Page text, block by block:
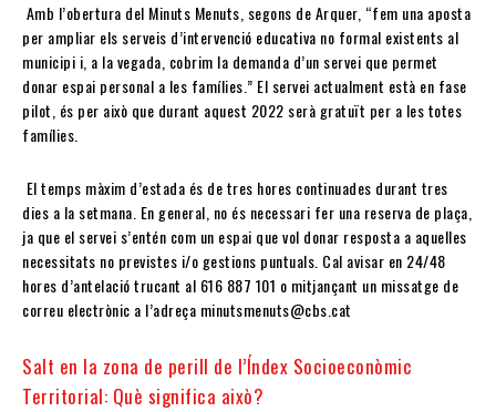
Amb l’obertura del Minuts Menuts, segons de Arquer, “fem una aposta
per ampliar els serveis d’intervenció educativa no formal existents al
municipi i, a la vegada, cobrim la demanda d’un servei que permet
donar espai personal a les famílies.” El servei actualment està en fase
pilot, és per això que durant aquest 2022 serà gratuït per a les totes
famílies.
El temps màxim d’estada és de tres hores continuades durant tres
dies a la setmana. En general, no és necessari fer una reserva de plaça,
ja que el servei s’entén com un espai que vol donar resposta a aquelles
necessitats no previstes i/o gestions puntuals. Cal avisar en 24/48
hores d’antelació trucant al 616 887 101 o mitjançant un missatge de
correu electrònic a l’adreça minutsmenuts@cbs.cat
Salt en la zona de perill de l’Índex Socioeconòmic
Territorial: Què significa això?